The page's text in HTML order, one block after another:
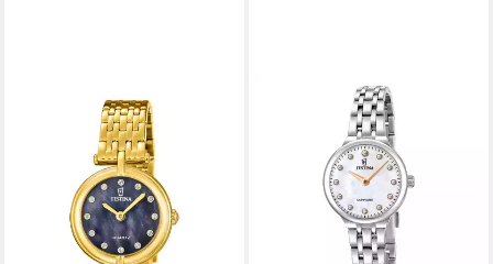
Quarzuhr Festina Quarz
Damen Mademoiselle
F20790/4
129,00 €
lieferbar in 3 Wochen